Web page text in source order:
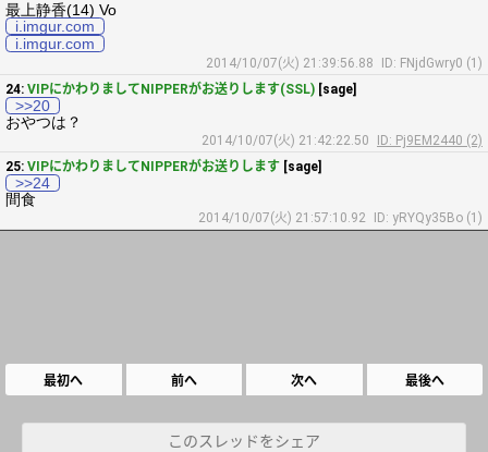
最上静香(14) Vo
i.imgur.com
i.imgur.com
2014/10/07(火) 21:39:56.88
ID: FNjdGwry0 (1)
24: VIPにかわりましてNIPPERがお送りします(SSL) [sage]
>>20
おやつは？
2014/10/07(火) 21:42:22.50
ID: Pj9EM2440 (2)
25: VIPにかわりましてNIPPERがお送りします [sage]
>>24
間食
2014/10/07(火) 21:57:10.92 ID: yRYQy35Bo (1)
最初へ 前へ 次へ 最後へ
このスレッドをシェア